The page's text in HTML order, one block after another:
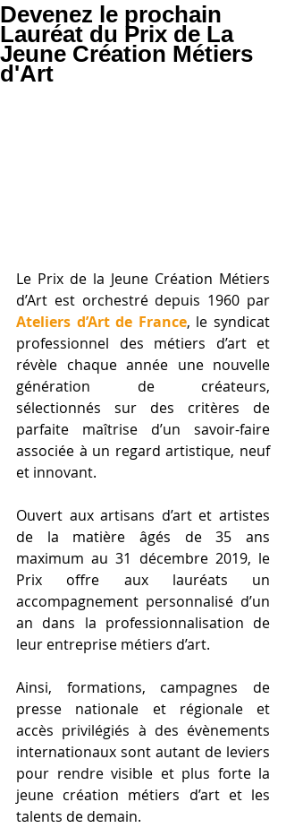
Devenez le prochain
Lauréat du Prix de La
Jeune Création Métiers
d'Art
Le Prix de la Jeune Création Métiers
Ateliers d’Art de France, le syndicat
professionnel des métiers d’art et
révèle chaque année une nouvelle
génération de créateurs,
sélectionnés sur des critères de
parfaite maîtrise d’un savoir-faire
associée à un regard artistique, neuf
et innovant.
Ouvert aux artisans d’art et artistes
de la matière âgés de 35 ans
maximum au 31 décembre 2019, le
Prix offre aux lauréats un
accompagnement personnalisé d’un
an dans la professionnalisation de
leur entreprise métiers d’art.
Ainsi, formations, campagnes de
presse nationale et régionale et
accès privilégiés à des évènements
internationaux sont autant de leviers
pour rendre visible et plus forte la
jeune création métiers d’art et les
talents de demain.